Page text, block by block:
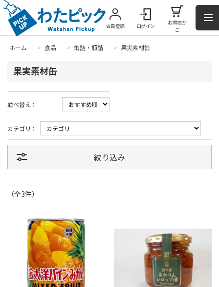
会員登録 ログイン
お買物か
ご
ホーム > 食品 > 缶詰・瓶詰 > 果実素材缶
果実素材缶
並べ替え：
カテゴリ：
絞り込み
（全3件）